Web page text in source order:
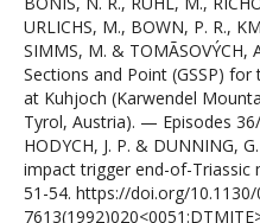
URLICHS, M., BOWN, P. R.,
SIMMS, M. & TOMÃSOVÝCH,
Sections and Point (GSSP)
at Kuhjoch (Karwendel
Tyrol, Austria). — Episodes
HODYCH, J. P. & DUNNING,
impact trigger end-of-
51-54. https://doi.org/10.1130/